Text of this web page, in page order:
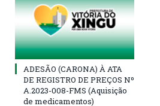
ADESÃO (CARONA) À ATA
DE REGISTRO DE PREÇOS Nº
A.2023-008-FMS (Aquisição
de medicamentos)